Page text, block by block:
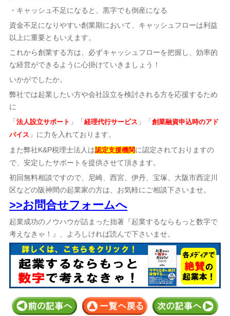
・キャッシュ不足になると、黒字でも倒産になる
資金不足になりやすい創業期において、キャッシュフローは利益
以上に重要ともいえます。
これから創業する方は、必ずキャッシュフローを把握し、効率的
な経営ができるように心掛けていきましょう！
いかがでしたか。
弊社では起業したい方や会社設立を検討される方を応援するため
に
「法人設立サポート 」「経理代行サービス 」「創業融資申込時のアド
バイス 」に力を入れております。
また弊社K&P税理士法人は認定支援機関に認定されておりますの
で、安定したサポートを提供させて頂きます。
初回無料相談ですので、尼崎、西宮、伊丹、宝塚、大阪市西淀川
区などの阪神間の起業家の方は、お気軽にご相談下さいませ。
>>お問合せフォームへ
起業成功のノウハウが詰まった拙著『起業するならもっと数字で
考えなきゃ！』、よろしければ読んで下さいませ。